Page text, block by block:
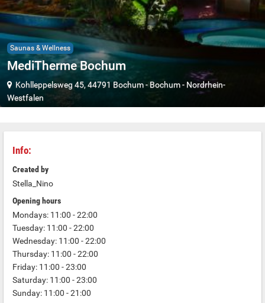
Saunas & Wellness
MediTherme Bochum
Kohlleppelsweg 45, 44791 Bochum- Bochum- Nordrhein-
Westfalen
Info:
Created by
Stella_Nino
Opening hours
Mondays: 11:00 - 22:00
Tuesday: 11:00 - 22:00
Wednesday: 11:00 - 22:00
Thursday: 11:00 - 22:00
Friday: 11:00 - 23:00
Saturday: 11:00 - 23:00
Sunday: 11:00 - 21:00